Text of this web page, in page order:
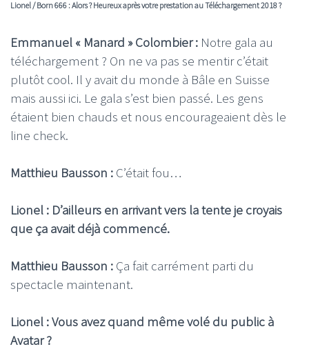
Lionel / Born 666 : Alors ? Heureux après votre prestation au Téléchargement 2018 ?
Emmanuel « Manard » Colombier : Notre gala au
téléchargement ? On ne va pas se mentir c’était
plutôt cool. Il y avait du monde à Bâle en Suisse
mais aussi ici. Le gala s’est bien passé. Les gens
étaient bien chauds et nous encourageaient dès le
line check.
Matthieu Bausson : C’était fou…
Lionel : D’ailleurs en arrivant vers la tente je croyais
que ça avait déjà commencé.
Matthieu Bausson : Ça fait carrément parti du
spectacle maintenant.
Lionel : Vous avez quand même volé du public à
Avatar ?